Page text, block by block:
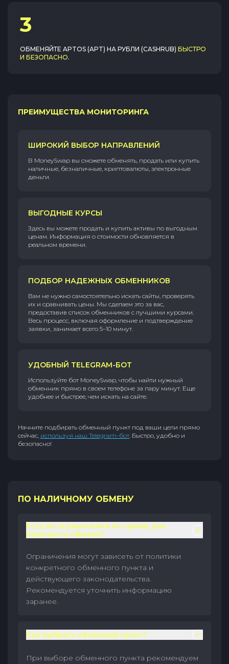
3
ОБМЕНЯЙТЕ APTOS (APT) НА РУБЛИ (CASHRUB) БЫСТРО
И БЕЗОПАСНО.
ПРЕИМУЩЕСТВА МОНИТОРИНГА
ШИРОКИЙ ВЫБОР НАПРАВЛЕНИЙ
В MoneySwap вы сможете обменять, продать или купить
наличные, безналичные, криптовалюты, электронные
деньги.
ВЫГОДНЫЕ КУРСЫ
Здесь вы можете продать и купить активы по выгодным
ценам. Информация о стоимости обновляется в
реальном времени.
ПОДБОР НАДЕЖНЫХ ОБМЕННИКОВ
Вам не нужно самостоятельно искать сайты, проверять
их и сравнивать цены. Мы сделаем это за вас,
предоставив список обменников с лучшими курсами.
Весь процесс, включая оформление и подтверждение
заявки, занимает всего 5–10 минут.
УДОБНЫЙ TELEGRAM-БОТ
Используйте бот MoneySwap, чтобы найти нужный
обменник прямо в своем телефоне за пару минут. Еще
удобнее и быстрее, чем искать на сайте.
Начните подбирать обменный пункт под ваши цели прямо
сейчас, используя наш Telegram-бот. Быстро, удобно и
безопасно!
ПО НАЛИЧНОМУ ОБМЕНУ
Есть ли ограничения на суммы для
наличного обмена?
Ограничения могут зависеть от политики
конкретного обменного пункта и
действующего законодательства.
Рекомендуется уточнить информацию
заранее.
Как выбрать обменный пункт?
При выборе обменного пункта рекомендуем